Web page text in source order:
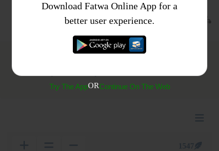
نماز مساجد کتب فتاوی احکام ومسائل جلد 1
عارضہ کی وجہ سے کرسی پر بیٹھ کر نماز پڑھنا
Download Fatwa Online App for a
better user experience.
Try The AppORContinue On The Web